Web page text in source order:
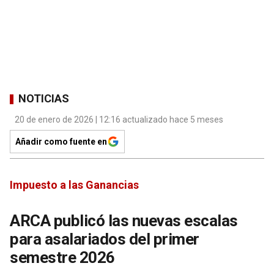
NOTICIAS
20 de enero de 2026 | 12:16 actualizado hace 5 meses
Añadir como fuente en
Impuesto a las Ganancias
ARCA publicó las nuevas escalas
para asalariados del primer
semestre 2026